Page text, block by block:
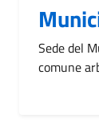
Sede del
comune